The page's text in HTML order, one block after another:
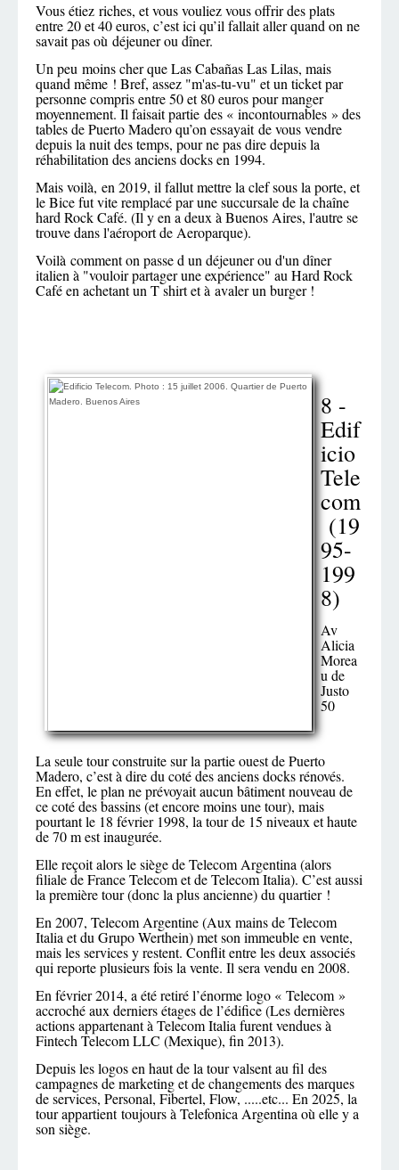
Vous étiez riches, et vous vouliez vous offrir des plats
entre 20 et 40 euros, c’est ici qu’il fallait aller quand on ne
savait pas où déjeuner ou dîner.
Un peu moins cher que Las Cabañas Las Lilas, mais
quand même ! Bref, assez "m'as-tu-vu" et un ticket par
personne compris entre 50 et 80 euros pour manger
moyennement. Il faisait partie des « incontournables » des
tables de Puerto Madero qu’on essayait de vous vendre
depuis la nuit des temps, pour ne pas dire depuis la
réhabilitation des anciens docks en 1994.
Mais voilà, en 2019, il fallut mettre la clef sous la porte, et
le Bice fut vite remplacé par une succursale de la chaîne
hard Rock Café. (Il y en a deux à Buenos Aires, l'autre se
trouve dans l'aéroport de Aeroparque).
Voilà comment on passe d un déjeuner ou d'un dîner
italien à "vouloir partager une expérience" au Hard Rock
Café en achetant un T shirt et à avaler un burger !
8 -
Edif
icio
Tele
com
(19
95-
199
8)
Av
Alicia
Morea
u de
Justo
50
La seule tour construite sur la partie ouest de Puerto
Madero, c’est à dire du coté des anciens docks rénovés.
En effet, le plan ne prévoyait aucun bâtiment nouveau de
ce coté des bassins (et encore moins une tour), mais
pourtant le 18 février 1998, la tour de 15 niveaux et haute
de 70 m est inaugurée.
Elle reçoit alors le siège de Telecom Argentina (alors
filiale de France Telecom et de Telecom Italia). C’est aussi
la première tour (donc la plus ancienne) du quartier !
En 2007, Telecom Argentine (Aux mains de Telecom
Italia et du Grupo Werthein) met son immeuble en vente,
mais les services y restent. Conflit entre les deux associés
qui reporte plusieurs fois la vente. Il sera vendu en 2008.
En février 2014, a été retiré l’énorme logo « Telecom »
accroché aux derniers étages de l’édifice (Les dernières
actions appartenant à Telecom Italia furent vendues à
Fintech Telecom LLC (Mexique), fin 2013).
Depuis les logos en haut de la tour valsent au fil des
campagnes de marketing et de changements des marques
de services, Personal, Fibertel, Flow, .....etc... En 2025, la
tour appartient toujours à Telefonica Argentina où elle y a
son siège.